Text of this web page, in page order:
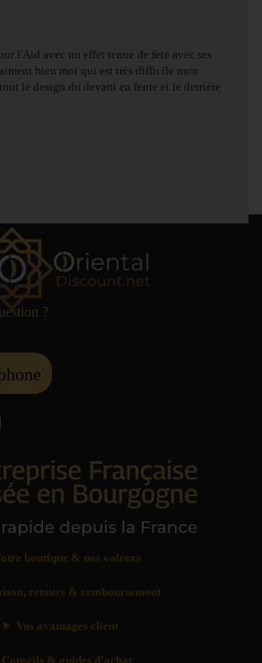
l'Aid avec un effet tenue de fete avec ses
bien moi qui est très difficile mon
le design du devant en fente et le derrière
?
boutique & nos valeurs
retours & remboursement
Vos avantages client
Conseils & guides d’achat